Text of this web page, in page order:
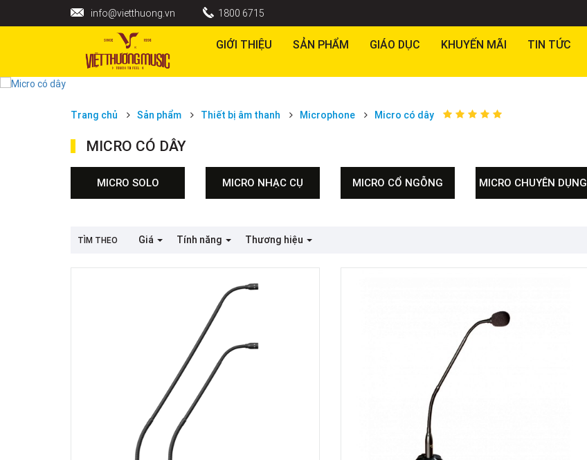
info@vietthuong.vn 1800 6715
GIỚI THIỆU SẢN PHẨM GIÁO DỤC KHUYẾN MÃI TIN TỨC
MICRO CÓ DÂY
Trang chủ Sản phẩm Thiết bị âm thanh Microphone Micro có dây
MICRO CÓ DÂY
MICRO SOLO MICRO NHẠC CỤ MICRO CỔ NGỖNG MICRO CHUYÊN DỤNG
TÌM THEO Giá Tính năng Thương hiệu